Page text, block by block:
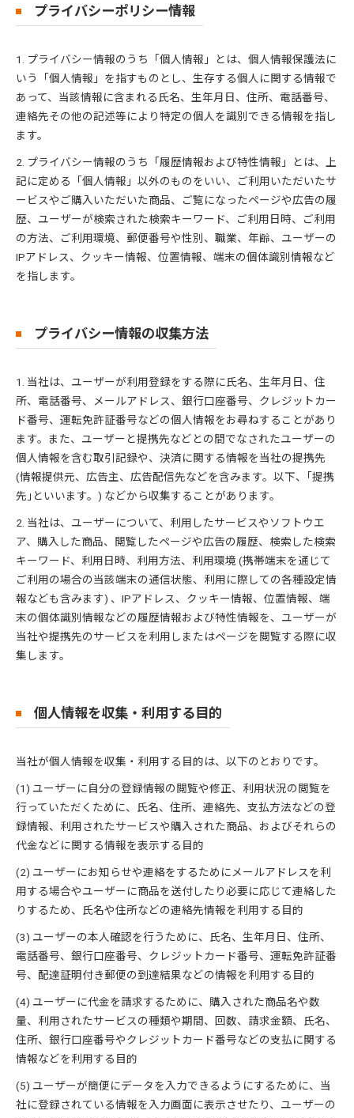
プライバシーポリシー情報
1. プライバシー情報のうち「個人情報」とは、個人情報保護法に
いう「個人情報」を指すものとし、生存する個人に関する情報で
あって、当該情報に含まれる氏名、生年月日、住所、電話番号、
連絡先その他の記述等により特定の個人を識別できる情報を指し
ます。
2. プライバシー情報のうち「履歴情報および特性情報」とは、上
記に定める「個人情報」以外のものをいい、ご利用いただいたサ
ービスやご購入いただいた商品、ご覧になったページや広告の履
歴、ユーザーが検索された検索キーワード、ご利用日時、ご利用
の方法、ご利用環境、郵便番号や性別、職業、年齢、ユーザーの
IPアドレス、クッキー情報、位置情報、端末の個体識別情報など
を指します。
プライバシー情報の収集方法
1. 当社は、ユーザーが利用登録をする際に氏名、生年月日、住
所、電話番号、メールアドレス、銀行口座番号、クレジットカー
ド番号、運転免許証番号などの個人情報をお尋ねすることがあり
ます。また、ユーザーと提携先などとの間でなされたユーザーの
個人情報を含む取引記録や、決済に関する情報を当社の提携先
(情報提供元、広告主、広告配信先などを含みます。以下、｢提携
先｣といいます。) などから収集することがあります。
2. 当社は、ユーザーについて、利用したサービスやソフトウエ
ア、購入した商品、閲覧したページや広告の履歴、検索した検索
キーワード、利用日時、利用方法、利用環境 (携帯端末を通じて
ご利用の場合の当該端末の通信状態、利用に際しての各種設定情
報なども含みます) 、IPアドレス、クッキー情報、位置情報、端
末の個体識別情報などの履歴情報および特性情報を、ユーザーが
当社や提携先のサービスを利用しまたはページを閲覧する際に収
集します。
個人情報を収集・利用する目的
当社が個人情報を収集・利用する目的は、以下のとおりです。
(1) ユーザーに自分の登録情報の閲覧や修正、利用状況の閲覧を
行っていただくために、氏名、住所、連絡先、支払方法などの登
録情報、利用されたサービスや購入された商品、およびそれらの
代金などに関する情報を表示する目的
(2) ユーザーにお知らせや連絡をするためにメールアドレスを利
用する場合やユーザーに商品を送付したり必要に応じて連絡した
りするため、氏名や住所などの連絡先情報を利用する目的
(3) ユーザーの本人確認を行うために、氏名、生年月日、住所、
電話番号、銀行口座番号、クレジットカード番号、運転免許証番
号、配達証明付き郵便の到達結果などの情報を利用する目的
(4) ユーザーに代金を請求するために、購入された商品名や数
量、利用されたサービスの種類や期間、回数、請求金額、氏名、
住所、銀行口座番号やクレジットカード番号などの支払に関する
情報などを利用する目的
(5) ユーザーが簡便にデータを入力できるようにするために、当
社に登録されている情報を入力画面に表示させたり、ユーザーの